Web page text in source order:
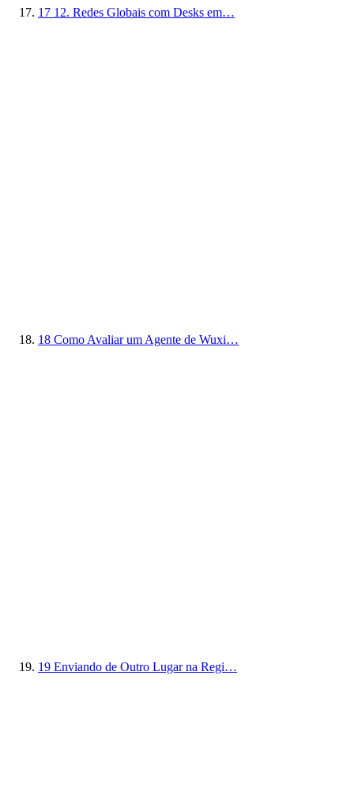
17 12. Redes Globais com Desks em…
18 Como Avaliar um Agente de Wuxi…
19 Enviando de Outro Lugar na Regi…